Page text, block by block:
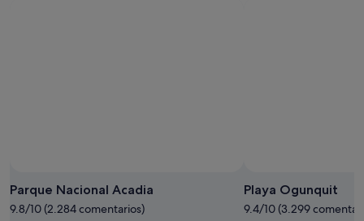
Parque Nacional Acadia
9.8/10 (2.284 comentarios)
Playa Ogunquit
9.4/10 (3.299